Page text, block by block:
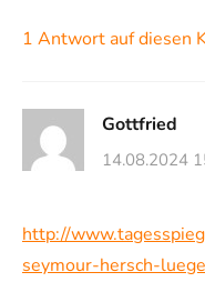
1 Antwort auf diesen
Gottfried
14.08.2024
http://
seymour-hersch-